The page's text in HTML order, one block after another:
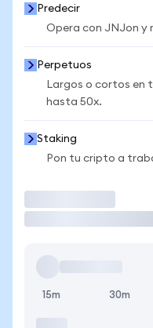
Predecir
Opera con JNJon y
Perpetuos
Largos o cortos en
hasta 50x.
Staking
Pon tu cripto a
15m 30m